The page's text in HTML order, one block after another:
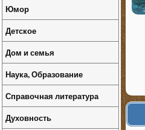
Юмор
Детское
Дом и семья
Наука, Образование
Справочная литература
Духовность